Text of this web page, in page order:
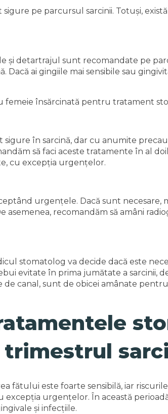
sigure pe parcursul sarcinii. Totuși,
și detartrajul sunt recomandate pe
ai gingiile mai sensibile sau
în sarcină, dar cu anumite
să faci aceste tratamente în al
cu excepția urgențelor.
urgențele. Dacă sunt necesare,
recomandăm să amâni
stomatolog va decide dacă este
evitate în prima jumătate a sarcinii,
canal, sunt de obicei amânate
fătului este foarte sensibilă, iar
excepția urgențelor. În această
și infecțiile.